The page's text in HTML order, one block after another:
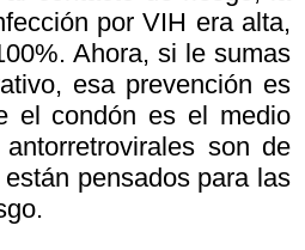
por VIH era alta,
Ahora, si le sumas
esa prevención es
el condón es el medio
son de
pensados para las